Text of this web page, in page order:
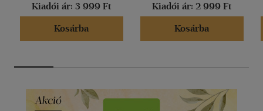
Kiadói ár: 3 999 Ft
Kosárba
Kiadói ár: 2 999 Ft
Kosárba